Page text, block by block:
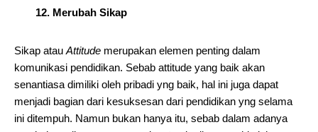
12. Merubah Sikap
Sikap atau Attitude merupakan elemen penting dalam
komunikasi pendidikan. Sebab attitude yang baik akan
senantiasa dimiliki oleh pribadi yng baik, hal ini juga dapat
menjadi bagian dari kesuksesan dari pendidikan yng selama
ini ditempuh. Namun bukan hanya itu, sebab dalam adanya